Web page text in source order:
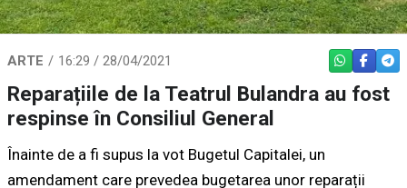
ARTE 16:29 / 28/04/2021 WHATSAPP
Reparațiile de la Teatrul Bulandra au fost
respinse în Consiliul General
Înainte de a fi supus la vot Bugetul Capitalei, un
amendament care prevedea bugetarea unor reparații